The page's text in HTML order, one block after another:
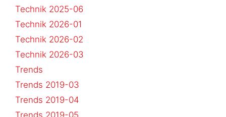
Technik 2025-06
Technik 2026-01
Technik 2026-02
Technik 2026-03
Trends
Trends 2019-03
Trends 2019-04